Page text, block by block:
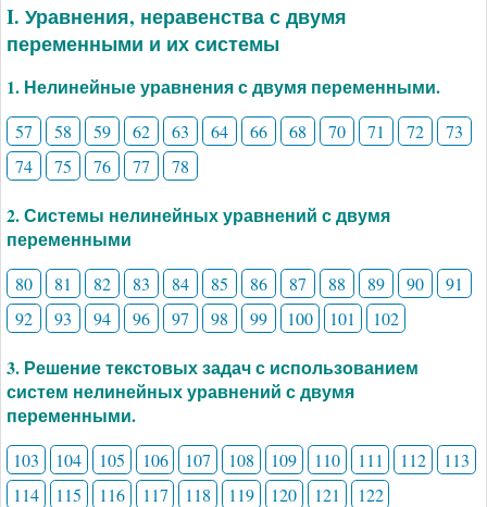
I. Уравнения, неравенства с двумя
переменными и их системы
1. Нелинейные уравнения с двумя переменными.
57 58 59 62 63 64 66 68 70 71 72
73
74
75 76 77 78
2. Системы нелинейных уравнений с двумя
переменными
80 81 82 83 84 85 86 87 88 89 90
91
92
93 94 96 97 98 99 100 101 102
3. Решение текстовых задач с использованием
систем нелинейных уравнений с двумя
переменными.
103 104 105 106 107 108 109 110 111 112
113
114
115 116 117 118 119 120 121 122